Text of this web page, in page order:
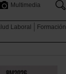
Multimedia
Laboral Formación